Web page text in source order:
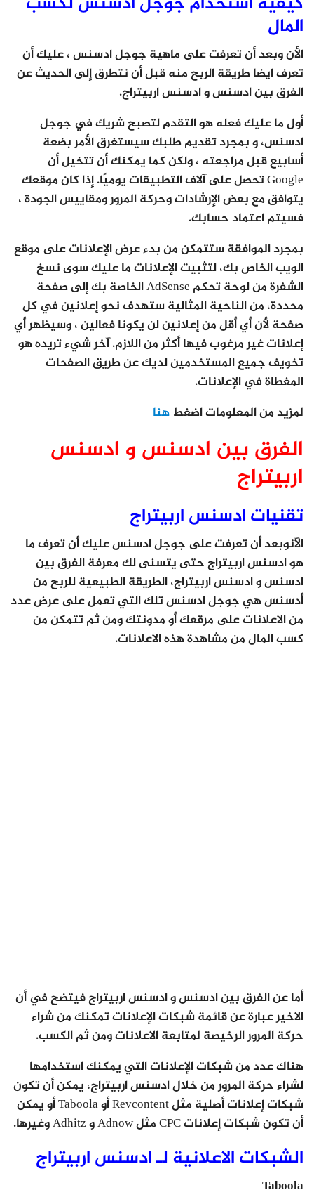
المال
الأن وبعد أن تعرفت على ماهية جوجل ادسنس ، عليك أن
تعرف ايضا طريقة الربح منه قبل أن نتطرق إلى الحديث عن
الفرق بين ادسنس و ادسنس اربيتراج.
أول ما عليك فعله هو التقدم لتصبح شريك في جوجل
ادسنس، و بمجرد تقديم طلبك سيستغرق الأمر بضعة
أسابيع قبل مراجعته ، ولكن كما يمكنك أن تتخيل أن
Google تحصل على آلاف التطبيقات يوميًا. إذا كان موقعك
يتوافق مع بعض الإرشادات وحركة المرور ومقاييس الجودة ،
فسيتم اعتماد حسابك.
بمجرد الموافقة ستتمكن من بدء عرض الإعلانات على موقع
الويب الخاص بك، لتثبيت الإعلانات ما عليك سوى نسخ
الشفرة من لوحة تحكم AdSense الخاصة بك إلى صفحة
محددة، من الناحية المثالية ستهدف نحو إعلانين في كل
صفحة لأن أي أقل من إعلانين لن يكونا فعالين ، وسيظهر أي
إعلانات غير مرغوب فيها أكثر من اللازم. آخر شيء تريده هو
تخويف جميع المستخدمين لديك عن طريق الصفحات
المغطاة في الإعلانات.
لمزيد من المعلومات اضغط هنا
الفرق بين ادسنس و ادسنس
اربيتراج
تقنيات ادسنس اربيتراج
الآنوبعد أن تعرفت على جوجل ادسنس عليك أن تعرف ما
هو ادسنس اربيتراج حتى يتسنى لك معرفة الفرق بين
ادسنس و ادسنس اربيتراج، الطريقة الطبيعية للربح من
أدسنس هي جوجل ادسنس تلك التي تعمل على عرض عدد
من الاعلانات على مرقعك أو مدونتك ومن ثم تتمكن من
كسب المال من مشاهدة هذه الاعلانات.
أما عن الفرق بين ادسنس و ادسنس اربيتراج فيتضح في أن
الاخير عبارة عن قائمة شبكات الإعلانات تمكنك من شراء
حركة المرور الرخيصة لمتابعة الاعلانات ومن ثم الكسب.
هناك عدد من شبكات الإعلانات التي يمكنك استخدامها
لشراء حركة المرور من خلال ادسنس اربيتراج، يمكن أن تكون
شبكات إعلانات أصلية مثل Revcontent أو Taboola أو يمكن
أن تكون شبكات إعلانات CPC مثل Adnow و Adhitz وغيرها.
الشبكات الاعلانية لـ ادسنس اربيتراج
Taboola